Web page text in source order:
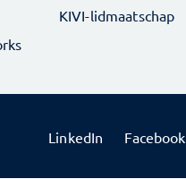
KIVI-lidmaatschap
LinkedIn Facebook